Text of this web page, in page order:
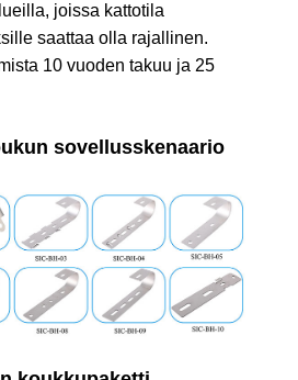
joissa kattotila
saattaa olla rajallinen.
10 vuoden takuu ja 25
sovellusskenaario